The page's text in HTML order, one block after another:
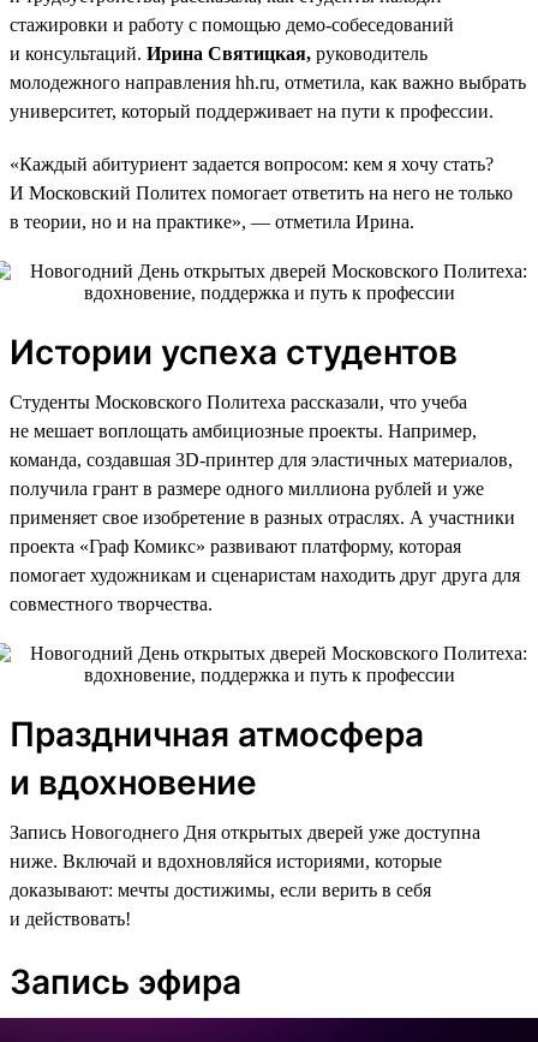
стажировки и работу с помощью демо-собеседований
и консультаций. Ирина Святицкая, руководитель
молодежного направления hh.ru, отметила, как важно выбрать
университет, который поддерживает на пути к профессии.
«Каждый абитуриент задается вопросом: кем я хочу стать?
И Московский Политех помогает ответить на него не только
в теории, но и на практике», — отметила Ирина.
Истории успеха студентов
Студенты Московского Политеха рассказали, что учеба
не мешает воплощать амбициозные проекты. Например,
команда, создавшая 3D-принтер для эластичных материалов,
получила грант в размере одного миллиона рублей и уже
применяет свое изобретение в разных отраслях. А участники
проекта «Граф Комикс» развивают платформу, которая
помогает художникам и сценаристам находить друг друга для
совместного творчества.
Праздничная атмосфера
и вдохновение
Запись Новогоднего Дня открытых дверей уже доступна
ниже. Включай и вдохновляйся историями, которые
доказывают: мечты достижимы, если верить в себя
и действовать!
Запись эфира